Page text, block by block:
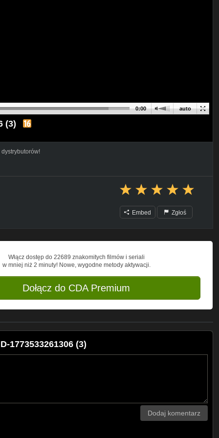
auto
0:00
(3)
Embed Zgłoś
Włącz dostęp do 22689 znakomitych filmów i seriali
w mniej niż 2 minuty! Nowe, wygodne metody aktywacji.
Dołącz do CDA Premium
1773533261306 (3)
Dodaj komentarz